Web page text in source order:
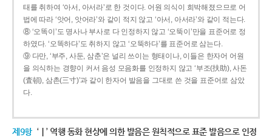
태를 취하여 ‘아서, 아서라’로 한 것이다. 어원 의식이 희박해졌으므로 어
법에 따라 ‘앗어, 앗어라’와 같이 적지 않고 ‘아서, 아서라’와 같이 적는다.
⑧ ‘오똑이’도 명사나 부사로 다 인정하지 않고 ‘오뚝이’만을 표준어로 정
하였다. ‘오똑하다’도 취하지 않고 ‘오뚝하다’를 표준어로 삼는다.
⑨ 다만, ‘부주, 사둔, 삼춘’은 널리 쓰이는 형태이나, 이들은 한자어 어원
을 의식하는 경향이 커서 음성 모음화를 인정하지 않고 ‘부조(扶助), 사돈
(査頓), 삼촌(三寸)’과 같이 한자어 발음을 그대로 쓴 것을 표준어로 삼았
다.
제9항 ‘ㅣ’ 역행 동화 현상에 의한 발음은 원칙적으로 표준 발음으로 인정